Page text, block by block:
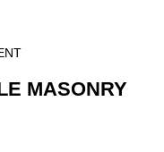
MASONRY